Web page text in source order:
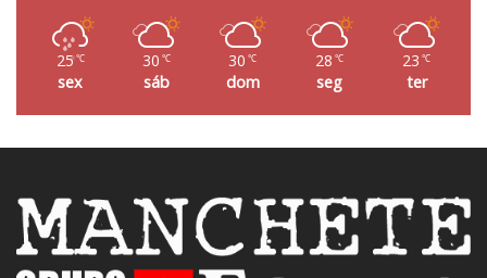
25 ℃
sex
30 ℃
sáb
30 ℃
dom
28 ℃
seg
23 ℃
ter